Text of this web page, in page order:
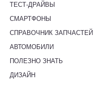
ТЕСТ-ДРАЙВЫ
СМАРТФОНЫ
СПРАВОЧНИК ЗАПЧАСТЕЙ
АВТОМОБИЛИ
ПОЛЕЗНО ЗНАТЬ
ДИЗАЙН